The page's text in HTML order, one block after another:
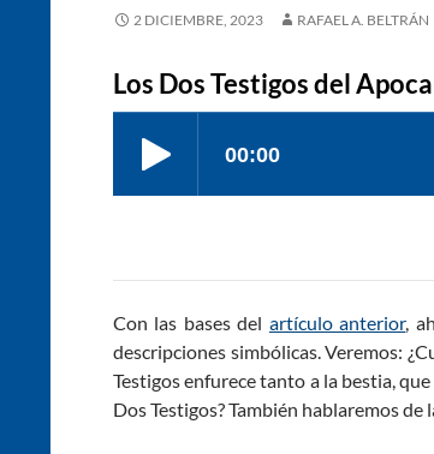
2 DICIEMBRE, 2023 RAFAEL A. BELTRÁN
Los Dos Testigos del
Con las bases del artículo anterior,
descripciones simbólicas. Veremos:
Testigos enfurece tanto a la bestia,
Dos Testigos? También hablaremos